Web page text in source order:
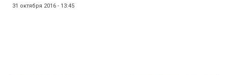
31 октября 2016 - 13:45